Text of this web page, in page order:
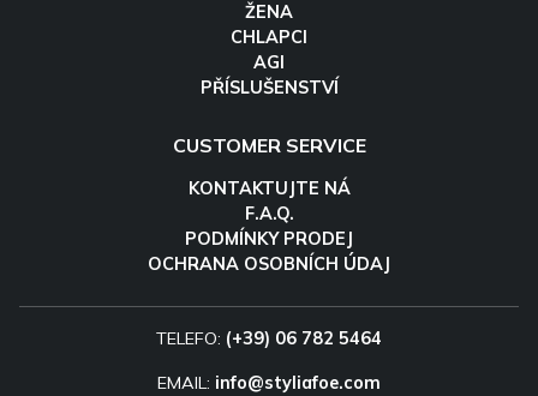
ŽENA
CHLAPCI
AGI
PŘÍSLUŠENSTVÍ
CUSTOMER SERVICE
KONTAKTUJTE NÁ
F.A.Q.
PODMÍNKY PRODEJ
OCHRANA OSOBNÍCH ÚDAJ
TELEFO: (+39) 06 782 5464
EMAIL: info@styliafoe.com